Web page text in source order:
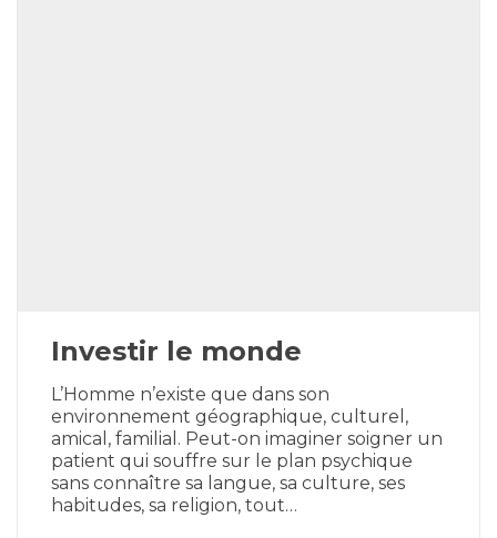
Investir le monde
L’Homme n’existe que dans son
environnement géographique, culturel,
amical, familial. Peut-on imaginer soigner un
patient qui souffre sur le plan psychique
sans connaître sa langue, sa culture, ses
habitudes, sa religion, tout…